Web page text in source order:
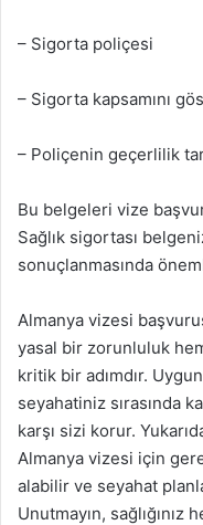
– Sigorta poliçesi
– Sigorta kapsamını
– Poliçenin geçerlilik
Bu belgeleri vize
Sağlık sigortası
sonuçlanmasında
Almanya vizesi
yasal bir zorunluluk
kritik bir adımdır.
seyahatiniz sırasında
karşı sizi korur.
Almanya vizesi için
alabilir ve seyahat
Unutmayın,